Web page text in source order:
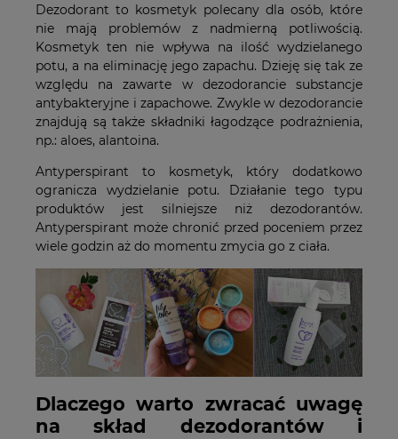
Dezodorant to kosmetyk polecany dla osób, które
nie mają problemów z nadmierną potliwością.
Kosmetyk ten nie wpływa na ilość wydzielanego
potu, a na eliminację jego zapachu. Dzieję się tak ze
względu na zawarte w dezodorancie substancje
antybakteryjne i zapachowe. Zwykle w dezodorancie
znajdują są także składniki łagodzące podrażnienia,
np.: aloes, alantoina.
Antyperspirant to kosmetyk, który dodatkowo
ogranicza wydzielanie potu. Działanie tego typu
produktów jest silniejsze niż dezodorantów.
Antyperspirant może chronić przed poceniem przez
wiele godzin aż do momentu zmycia go z ciała.
Dlaczego warto zwracać uwagę
na skład dezodorantów i